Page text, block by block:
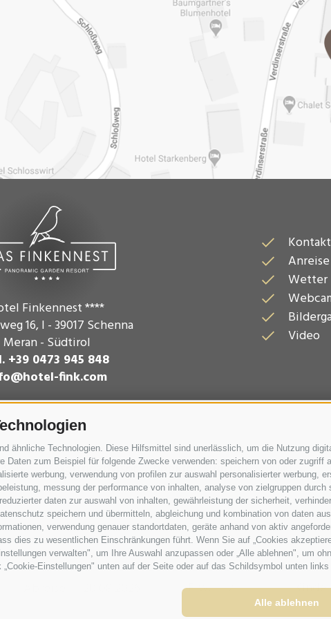
ähnliche Technologien. Diese Hilfsmittel sind unerlässlich, um die Nutzung
zum Beispiel für folgende Zwecke verwenden: speichern von oder zugriff
werbung, verwendung von profilen zur auswahl personalisierter werbung,
messung der performance von inhalten, analyse von zielgruppen
daten zur auswahl von inhalten, gewährleistung der sicherheit,
speichern und übermitteln, abgleichung und kombination von daten
verwendung genauer standortdaten, geräte anhand von aktiv
dies zu wesentlichen Einschränkungen führt. Wenn Sie auf „Cookies
verwalten", um Ihre Auswahl anzupassen oder „Alle ablehnen", um
Einstellungen" unten auf der Seite oder auf das Schildsymbol unten
Alle ablehnen
Erw. Kinder
Finkennest ****
16, I - 39017 Schenna
Meran - Südtirol
+39 0473 945 848
fink.com
Kontakt
Anreise
Wetter
Video